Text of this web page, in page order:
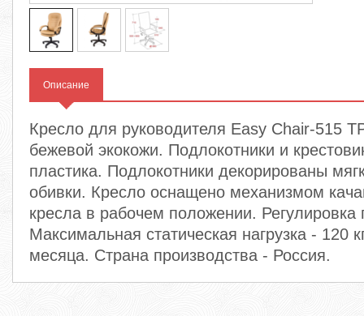
Описание
Кресло для руководителя Easy Chair-515
бежевой экокожи. Подлокотники и
пластика. Подлокотники декорированы
обивки. Кресло оснащено механизмом
кресла в рабочем положении. Регулировка
Максимальная статическая нагрузка - 120
месяца. Страна производства - Россия.